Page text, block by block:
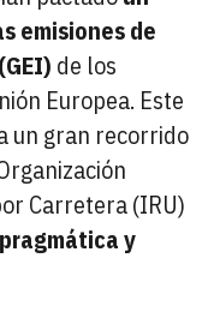
emisiones de
de los
Europea. Este
un gran recorrido
Carretera (IRU)
y